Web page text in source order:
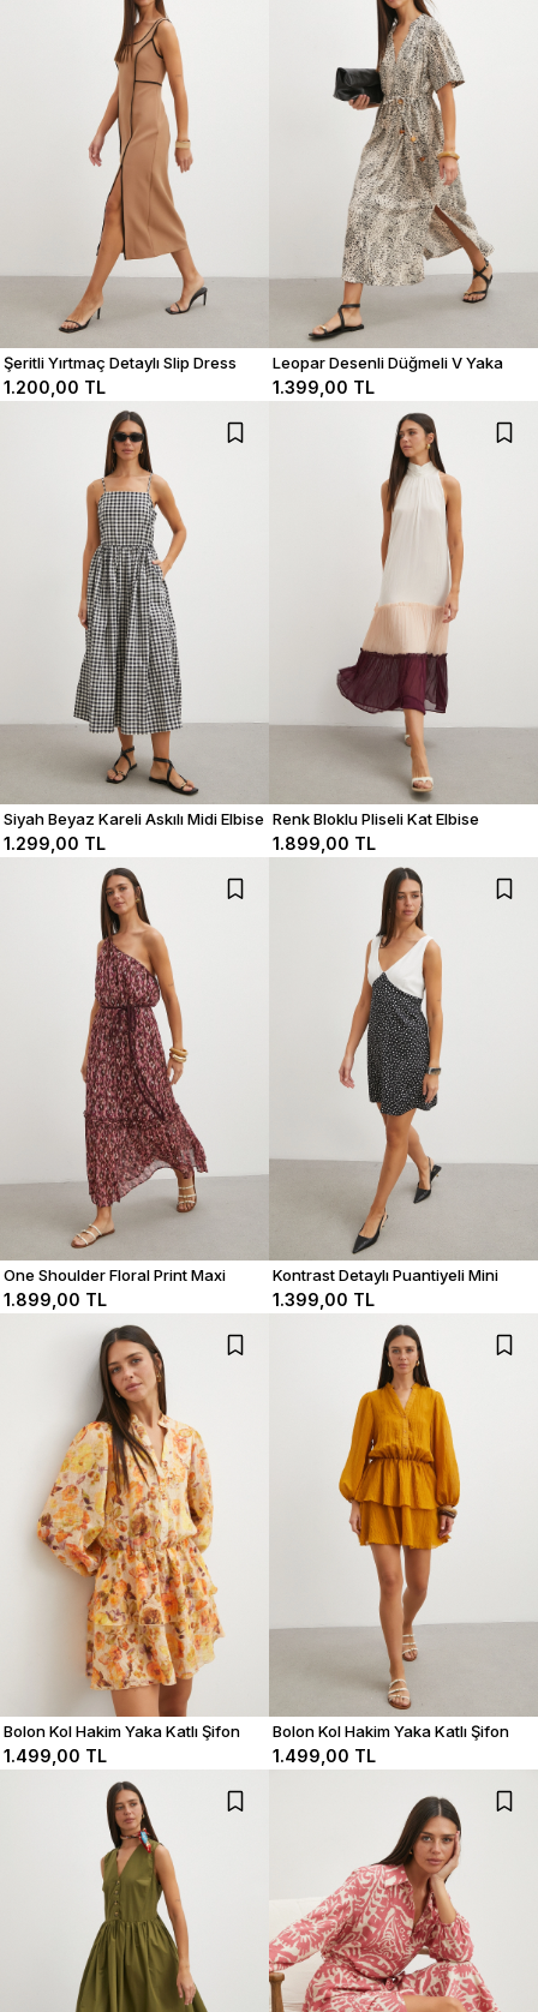
Şeritli Yırtmaç Detaylı Slip Dress
1.200,00 TL
Leopar Desenli Düğmeli V Yaka
Elbise
1.399,00 TL
Siyah Beyaz Kareli Askılı Midi Elbise
1.299,00 TL
Renk Bloklu Pliseli Kat Elbise
1.899,00 TL
One Shoulder Floral Print Maxi
Dress
1.899,00 TL
Kontrast Detaylı Puantiyeli Mini
Elbise
1.399,00 TL
Bolon Kol Hakim Yaka Katlı Şifon
Elbise
1.499,00 TL
Bolon Kol Hakim Yaka Katlı Şifon
Elbise
1.499,00 TL